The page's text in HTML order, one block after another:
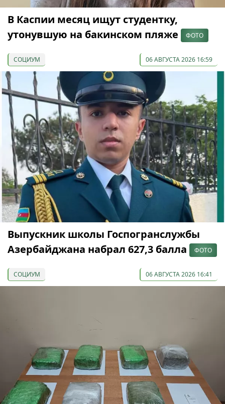
В Каспии месяц ищут студентку,
утонувшую на бакинском пляже
ФОТО
СОЦИУМ 06 АВГУСТА 2026 16:59
Выпускник школы Госпогранслужбы
Азербайджана набрал 627,3 балла
ФОТО
СОЦИУМ 06 АВГУСТА 2026 16:41